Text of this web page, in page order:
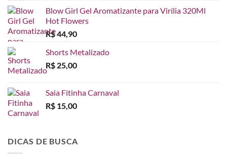
Blow Girl Gel Aromatizante para Virília 320Ml
Hot Flowers
R$44,90
Shorts Metalizado
R$ 25,00
Saia Fitinha Carnaval
R$ 15,00
DICAS DE BUSCA